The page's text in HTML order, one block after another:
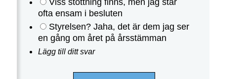
Viss stöttning finns, men jag står
ofta ensam i besluten
Styrelsen? Jaha, det är dem jag ser
en gång om året på årsstämman
Lägg till ditt svar